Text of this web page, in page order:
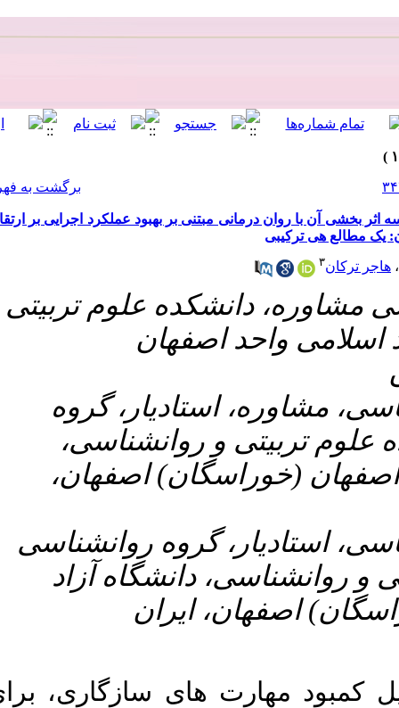
عملکرد اجرایی بر ارتقای
تربیتی
گروه
اصفهان،
روانشناسی
آزاد
برای
‎ 10.22034/9.4.344
Download citation:
RIS | EndNote|Medlars
|
Reference Manager
|
RefWorks
Send citation to:
Karimi A, Yousefi Z, Torkan H.
Compilation of the Psychological
Enrichment Training Package for
Soldiers and Comparing its
Effectiveness with Psychotherapy
of SoldiersFoldiers: A Mixed
Method Study. MCS 2022; 9 (4)